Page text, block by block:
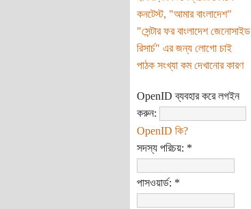
কনটেস্ট, "আমার বাংলাদেশ"
"সেন্টার ফর বাংলাদেশ জেনোসাইড
রিসার্চ" এর জন্য লোগো চাই
পাঠক সংখ্যা কম দেখানোর কারণ
OpenID ব্যবহার করে লগইন
করুন:
OpenID কি?
সদস্য পরিচয়: *
পাসওয়ার্ড: *